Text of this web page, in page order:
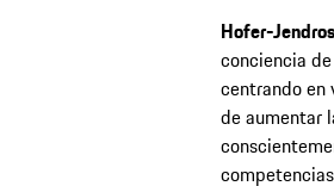
Hofer-
conciencia
centrando en
de aumentar